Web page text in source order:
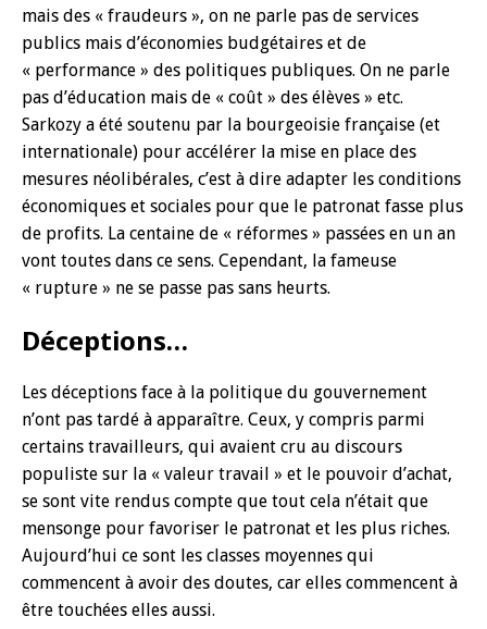
mais des « fraudeurs », on ne parle pas de services
publics mais d’économies budgétaires et de
« performance » des politiques publiques. On ne parle
pas d’éducation mais de « coût » des élèves » etc.
Sarkozy a été soutenu par la bourgeoisie française (et
internationale) pour accélérer la mise en place des
mesures néolibérales, c’est à dire adapter les conditions
économiques et sociales pour que le patronat fasse plus
de profits. La centaine de « réformes » passées en un an
vont toutes dans ce sens. Cependant, la fameuse
« rupture » ne se passe pas sans heurts.
Déceptions…
Les déceptions face à la politique du gouvernement
n’ont pas tardé à apparaître. Ceux, y compris parmi
certains travailleurs, qui avaient cru au discours
populiste sur la « valeur travail » et le pouvoir d’achat,
se sont vite rendus compte que tout cela n’était que
mensonge pour favoriser le patronat et les plus riches.
Aujourd’hui ce sont les classes moyennes qui
commencent à avoir des doutes, car elles commencent à
être touchées elles aussi.